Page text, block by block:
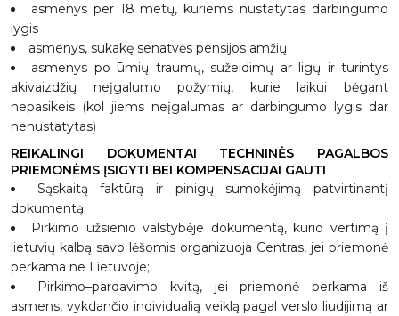
asmenys per 18 metų, kuriems nustatytas darbingumo
lygis
asmenys, sukakę senatvės pensijos amžių
asmenys po ūmių traumų, sužeidimų ar ligų ir turintys
akivaizdžių neįgalumo požymių, kurie laikui bėgant
nepasikeis (kol jiems neįgalumas ar darbingumo lygis dar
nenustatytas)
REIKALINGI DOKUMENTAI TECHNINĖS PAGALBOS
PRIEMONĖMS ĮSIGYTI BEI KOMPENSACIJAI GAUTI
Sąskaitą faktūrą ir pinigų sumokėjimą patvirtinantį
dokumentą.
Pirkimo užsienio valstybėje dokumentą, kurio vertimą į
lietuvių kalbą savo lėšomis organizuoja Centras, jei priemonė
perkama ne Lietuvoje;
Pirkimo–pardavimo kvitą, jei priemonė perkama iš
asmens, vykdančio individualią veiklą pagal verslo liudijimą ar